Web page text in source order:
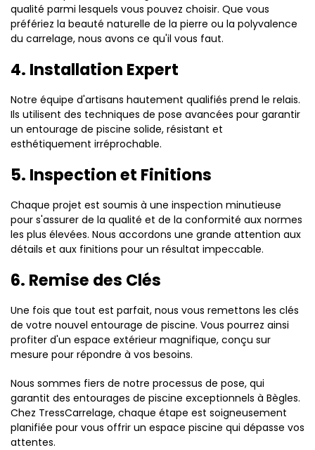
qualité parmi lesquels vous pouvez choisir. Que vous
préfériez la beauté naturelle de la pierre ou la polyvalence
du carrelage, nous avons ce qu'il vous faut.
4. Installation Expert
Notre équipe d'artisans hautement qualifiés prend le relais.
Ils utilisent des techniques de pose avancées pour garantir
un entourage de piscine solide, résistant et
esthétiquement irréprochable.
5. Inspection et Finitions
Chaque projet est soumis à une inspection minutieuse
pour s'assurer de la qualité et de la conformité aux normes
les plus élevées. Nous accordons une grande attention aux
détails et aux finitions pour un résultat impeccable.
6. Remise des Clés
Une fois que tout est parfait, nous vous remettons les clés
de votre nouvel entourage de piscine. Vous pourrez ainsi
profiter d'un espace extérieur magnifique, conçu sur
mesure pour répondre à vos besoins.
Nous sommes fiers de notre processus de pose, qui
garantit des entourages de piscine exceptionnels à Bègles.
Chez TressCarrelage, chaque étape est soigneusement
planifiée pour vous offrir un espace piscine qui dépasse vos
attentes.